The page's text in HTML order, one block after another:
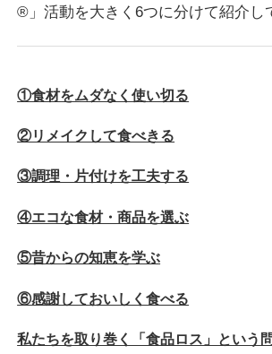
®」活動を大きく6つに分けて紹介し
①食材をムダなく使い切る
②リメイクして食べきる
③調理・片付けを工夫する
④エコな食材・商品を選ぶ
⑤昔からの知恵を学ぶ
⑥感謝しておいしく食べる
私たちを取り巻く「食品ロス」という